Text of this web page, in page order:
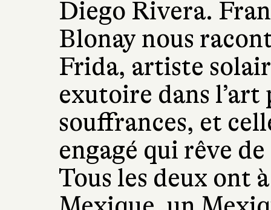
Diego Rivera.
Blonay nous
Frida, artiste
exutoire dans
souffrances, et
engagé qui rêve
Tous les deux ont